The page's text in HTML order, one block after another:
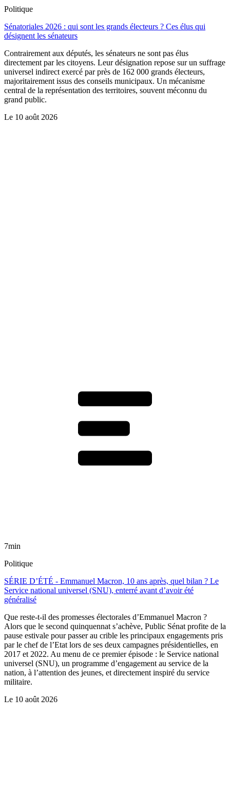
Politique
Sénatoriales 2026 : qui sont les grands électeurs ? Ces élus qui
désignent les sénateurs
Contrairement aux députés, les sénateurs ne sont pas élus
directement par les citoyens. Leur désignation repose sur un suffrage
universel indirect exercé par près de 162 000 grands électeurs,
majoritairement issus des conseils municipaux. Un mécanisme
central de la représentation des territoires, souvent méconnu du
grand public.
Le 10 août 2026
7min
Politique
SÉRIE D’ÉTÉ - Emmanuel Macron, 10 ans après, quel bilan ? Le
Service national universel (SNU), enterré avant d’avoir été
généralisé
Que reste-t-il des promesses électorales d’Emmanuel Macron ?
Alors que le second quinquennat s’achève, Public Sénat profite de la
pause estivale pour passer au crible les principaux engagements pris
par le chef de l’Etat lors de ses deux campagnes présidentielles, en
2017 et 2022. Au menu de ce premier épisode : le Service national
universel (SNU), un programme d’engagement au service de la
nation, à l’attention des jeunes, et directement inspiré du service
militaire.
Le 10 août 2026